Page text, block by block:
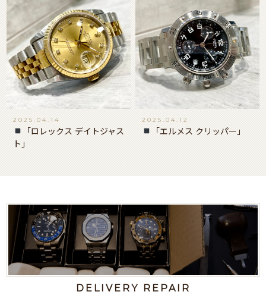
2025.04.14
「ロレックス デイトジャス
ト」
2025.04.12
「エルメス クリッパー」
DELIVERY REPAIR